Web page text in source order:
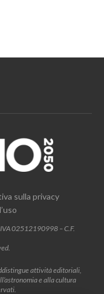
sulla privacy
02512190998 – C.F.
attività editoriali,
e alla cultura